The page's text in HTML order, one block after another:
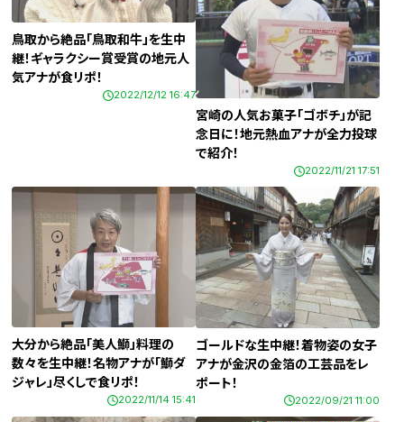
鳥取から絶品「鳥取和牛」を生中
継！ギャラクシー賞受賞の地元人
気アナが食リポ！
2022/12/12 16:47
宮崎の人気お菓子「ゴボチ」が記
念日に！地元熱血アナが全力投球
で紹介！
2022/11/21 17:51
大分から絶品「美人鰤」料理の
数々を生中継！名物アナが「鰤ダ
ジャレ」尽くしで食リポ！
2022/11/14 15:41
ゴールドな生中継！着物姿の女子
アナが金沢の金箔の工芸品をレ
ポート！
2022/09/21 11:00